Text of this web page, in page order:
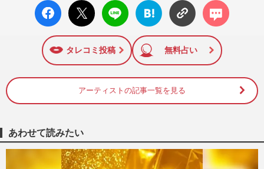
陣の執筆記事を配信するほか、女性週刊誌『週刊女性』の誌
面に掲載された記事から、インターネット利用者層にとって
特に関心の高い題材の記事を、WEB向けにリライトして配信
しています！
facebo
ok い
X ポス
ト
LINE
はてな
ブック
に追加
コメン
ト
タレコミ投稿 無料占い
アーティストの記事一覧を見る
あわせて読みたい